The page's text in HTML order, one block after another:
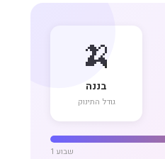
🍌
בננה
גודל התינוק
שבוע 1